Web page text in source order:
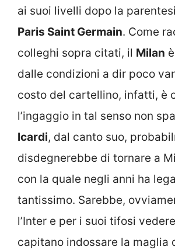
ai suoi livelli dopo la
Paris Saint Germain. Come
colleghi sopra citati, il Milan
dalle condizioni a dir poco
costo del cartellino, infatti, è
l’ingaggio in tal senso non
Icardi, dal canto suo,
disdegnerebbe di tornare a
con la quale negli anni ha
tantissimo. Sarebbe,
l’Inter e per i suoi tifosi
capitano indossare la maglia